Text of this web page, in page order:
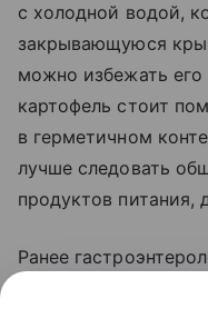
с холодной водой,
закрывающуюся
можно избежать
картофель стоит
в герметичном
лучше следовать
продуктов питания,
Ранее